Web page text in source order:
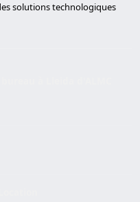
solutions technologiques